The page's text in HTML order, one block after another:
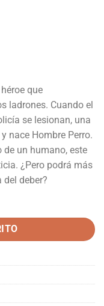
que
ladrones. Cuando el
se lesionan, una
nace Hombre Perro.
de un humano, este
¿Pero podrá más
deber?